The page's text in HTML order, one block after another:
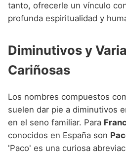
tanto, ofrecerle un vínculo
profunda espiritualidad y
Diminutivos y
Cariñosas
Los nombres compuestos
suelen dar pie a diminutivos
en el seno familiar. Para
conocidos en España son
'Paco' es una curiosa